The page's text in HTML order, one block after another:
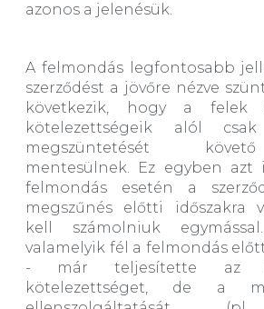
azonos a jelenésük.
A felmondás legfontosabb
szerződést a jövőre nézve
következik, hogy a felek
kötelezettségeik alól
megszüntetését
mentesülnek. Ez egyben
felmondás esetén a
megszűnés előtti időszakra
kell számolniuk
valamelyik fél a felmondás
- már teljesítette az
kötelezettséget, de a